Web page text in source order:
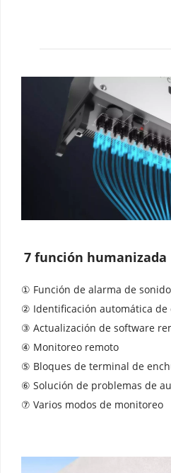
7 función humanizada
① Función de alarma de
② Identificación automática de
③ Actualización de software
④ Monitoreo remoto
⑤ Bloques de terminal de
⑥ Solución de problemas de
⑦ Varios modos de monitoreo